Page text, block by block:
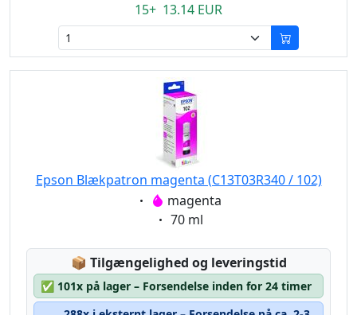
15+ 13.14 EUR
Epson Blækpatron magenta (C13T03R340 / 102)
Eigenschaft:
magenta
Eigenschaft:
70 ml
📦 Lagerstatus:
Tilgængelighed og leveringstid
✅ 101x på lager – Forsendelse inden for 24 timer